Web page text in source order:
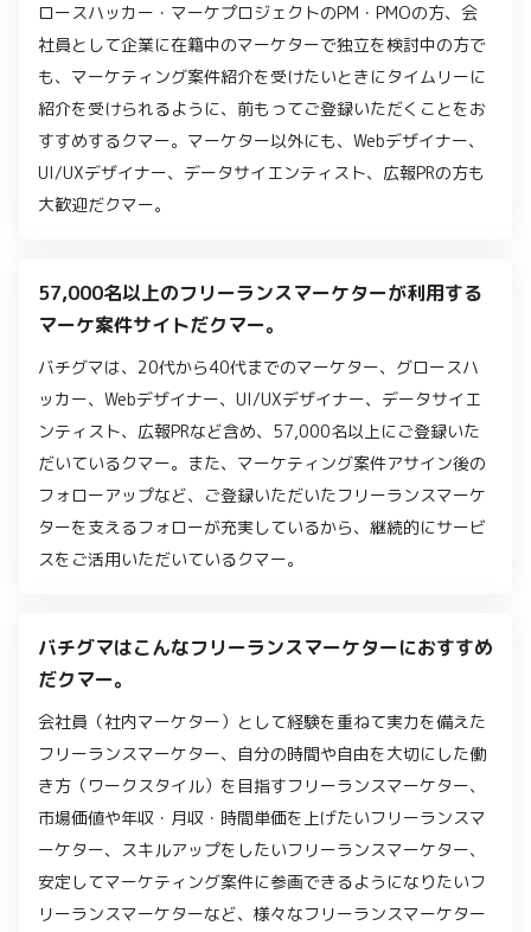
ロースハッカー・マーケプロジェクトのPM・PMOの方、会
社員として企業に在籍中のマーケターで独立を検討中の方で
も、マーケティング案件紹介を受けたいときにタイムリーに
紹介を受けられるように、前もってご登録いただくことをお
すすめするクマー。マーケター以外にも、Webデザイナー、
UI/UXデザイナー、データサイエンティスト、広報PRの方も
大歓迎だクマー。
57,000名以上のフリーランスマーケターが利用する
マーケ案件サイトだクマー。
バチグマは、20代から40代までのマーケター、グロースハ
ッカー、Webデザイナー、UI/UXデザイナー、データサイエ
ンティスト、広報PRなど含め、57,000名以上にご登録いた
だいているクマー。また、マーケティング案件アサイン後の
フォローアップなど、ご登録いただいたフリーランスマーケ
ターを支えるフォローが充実しているから、継続的にサービ
スをご活用いただいているクマー。
バチグマはこんなフリーランスマーケターにおすすめ
だクマー。
会社員（社内マーケター）として経験を重ねて実力を備えた
フリーランスマーケター、自分の時間や自由を大切にした働
き方（ワークスタイル）を目指すフリーランスマーケター、
市場価値や年収・月収・時間単価を上げたいフリーランスマ
ーケター、スキルアップをしたいフリーランスマーケター、
安定してマーケティング案件に参画できるようになりたいフ
リーランスマーケターなど、様々なフリーランスマーケター